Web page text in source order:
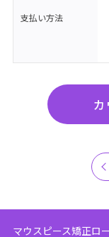
支払い方法
マウスピース矯正ロ